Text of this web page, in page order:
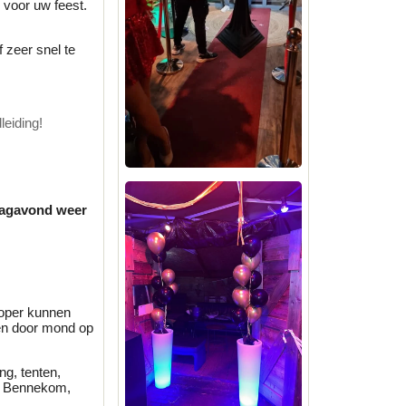
uw feest.
zeer snel te
weer
kunnen
door mond op
tenten,